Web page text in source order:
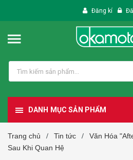
Đăng kí
DANH MỤC SẢN PHẨM
Trang chủ / Tin tức /
Văn Hóa
Sau Khi Quan Hệ